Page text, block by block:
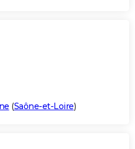
(Saône-et-Loire)